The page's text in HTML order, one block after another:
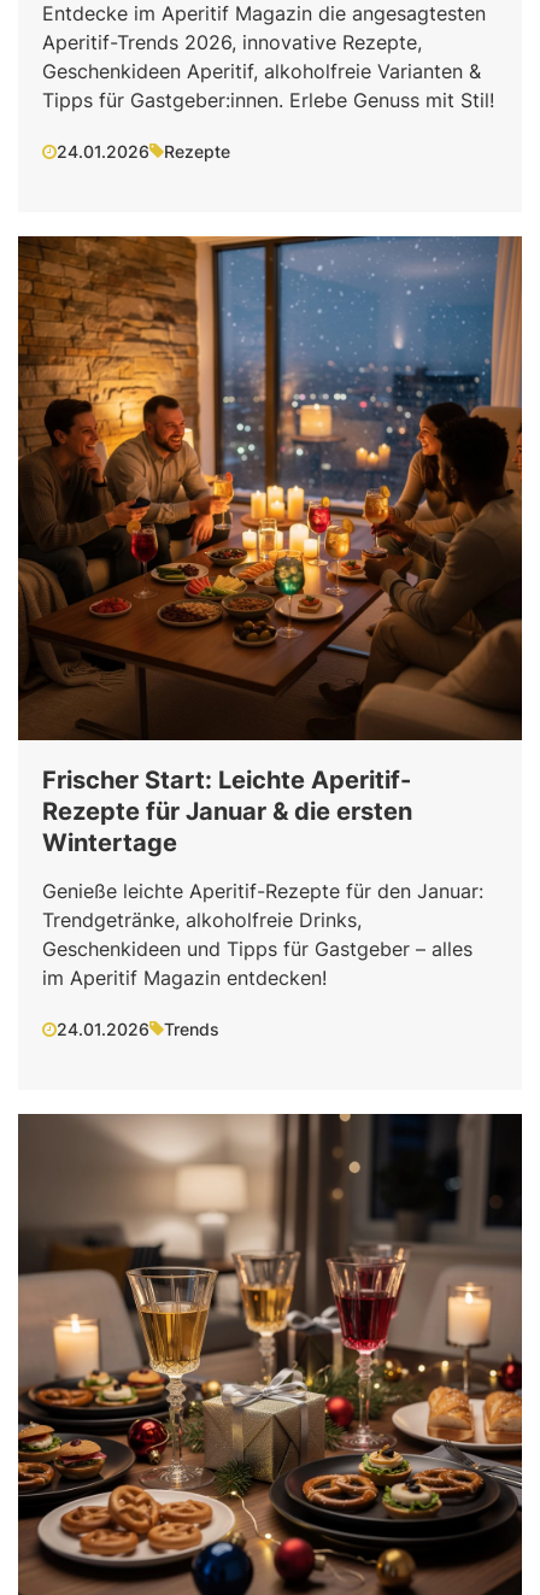
Entdecke im Aperitif Magazin die angesagtesten
Aperitif-Trends 2026, innovative Rezepte,
Geschenkideen Aperitif, alkoholfreie Varianten &
Tipps für Gastgeber:innen. Erlebe Genuss mit Stil!
24.01.2026 Rezepte
Frischer Start: Leichte Aperitif-
Rezepte für Januar & die ersten
Wintertage
Genieße leichte Aperitif-Rezepte für den Januar:
Trendgetränke, alkoholfreie Drinks,
Geschenkideen und Tipps für Gastgeber – alles
im Aperitif Magazin entdecken!
24.01.2026 Trends